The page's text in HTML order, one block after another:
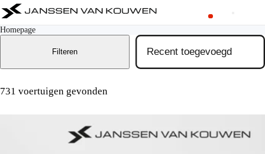
Homepage
731 voertuigen gevonden
Filteren